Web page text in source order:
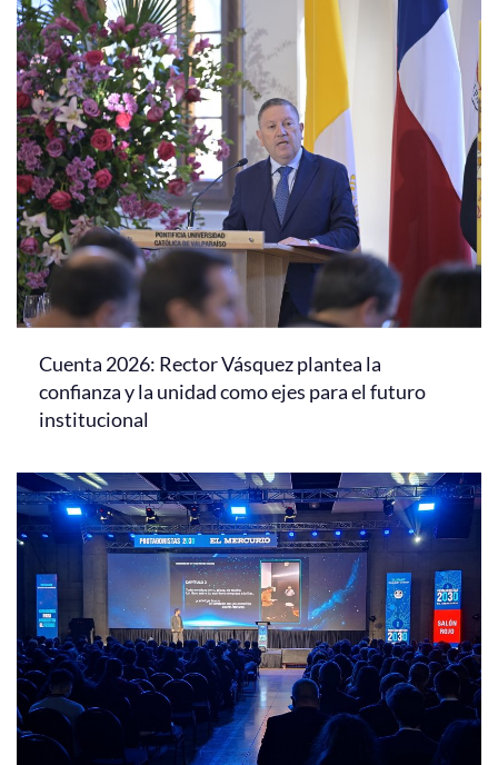
Cuenta 2026: Rector Vásquez plantea la
confianza y la unidad como ejes para el futuro
institucional